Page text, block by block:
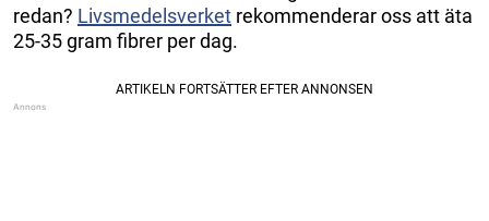
redan? Livsmedelsverket rekommenderar oss att äta
25-35 gram fibrer per dag.